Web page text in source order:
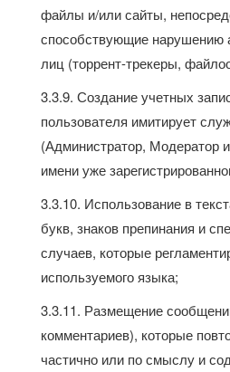
файлы и/или сайты,
способствующие нарушению
лиц (торрент-трекеры,
3.3.9. Создание учетных
пользователя имитирует
(Администратор, Модератор
имени уже
3.3.10. Использование в
букв, знаков препинания и
случаев, которые
используемого языка;
3.3.11. Размещение
комментариев), которые
частично или по смыслу и